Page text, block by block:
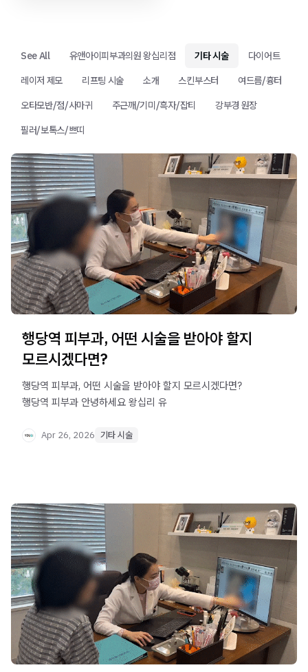
See All 유앤아이피부과의원 왕십리점 기타 시술
다이어트
레이저 제모
리프팅 시술 소개 스킨부스터
여드름/흉터
오타모반/점/사마귀
주근깨/기미/흑자/잡티
강부경 원장
필러/보톡스/쁘띠
행당역 피부과, 어떤 시술을 받아야 할지
모르시겠다면?
행당역 피부과, 어떤 시술을 받아야 할지 모르시겠다면?
행당역 피부과 안녕하세요 왕십리 유
Apr 26, 2026 기타 시술